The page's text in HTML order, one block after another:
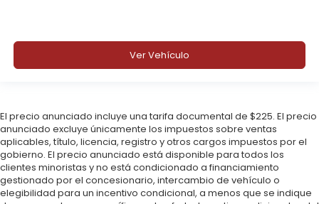
Ver Vehículo
El precio anunciado incluye una tarifa documental de $225. El precio
anunciado excluye únicamente los impuestos sobre ventas
aplicables, título, licencia, registro y otros cargos impuestos por el
gobierno. El precio anunciado está disponible para todos los
clientes minoristas y no está condicionado a financiamiento
gestionado por el concesionario, intercambio de vehículo o
elegibilidad para un incentivo condicional, a menos que se indique